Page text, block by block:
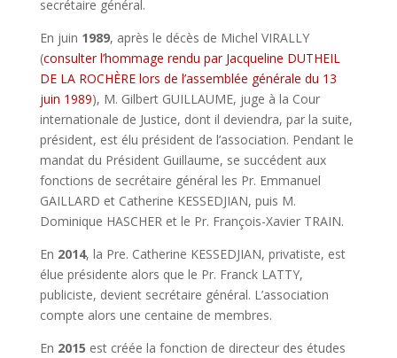
secrétaire général.
En juin 1989, après le décès de Michel VIRALLY
(consulter l’hommage rendu par Jacqueline DUTHEIL
DE LA ROCHÈRE lors de l’assemblée générale du 13
juin 1989), M. Gilbert GUILLAUME, juge à la Cour
internationale de Justice, dont il deviendra, par la suite,
président, est élu président de l’association. Pendant le
mandat du Président Guillaume, se succédent aux
fonctions de secrétaire général les Pr. Emmanuel
GAILLARD et Catherine KESSEDJIAN, puis M.
Dominique HASCHER et le Pr. François-Xavier TRAIN.
En 2014, la Pre. Catherine KESSEDJIAN, privatiste, est
élue présidente alors que le Pr. Franck LATTY,
publiciste, devient secrétaire général. L’association
compte alors une centaine de membres.
En 2015 est créée la fonction de directeur des études